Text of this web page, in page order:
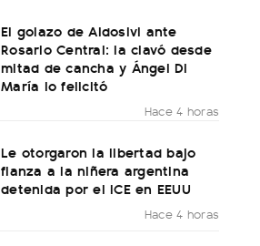
El golazo de Aldosivi ante
Rosario Central: la clavó desde
mitad de cancha y Ángel Di
María lo felicitó
Hace 4 horas
Le otorgaron la libertad bajo
fianza a la niñera argentina
detenida por el ICE en EEUU
Hace 4 horas